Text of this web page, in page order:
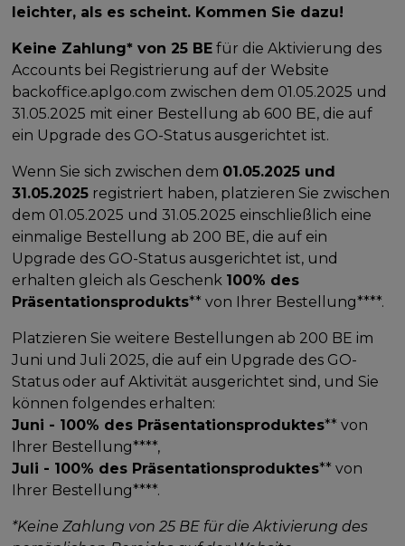
leichter, als es scheint. Kommen Sie dazu!
Keine Zahlung* von 25 BE für die Aktivierung des
Accounts bei Registrierung auf der Website
backoffice.aplgo.com zwischen dem 01.05.2025 und
31.05.2025 mit einer Bestellung ab 600 BE, die auf
ein Upgrade des GO-Status ausgerichtet ist.
Wenn Sie sich zwischen dem 01.05.2025 und
31.05.2025 registriert haben, platzieren Sie zwischen
dem 01.05.2025 und 31.05.2025 einschließlich eine
einmalige Bestellung ab 200 BE, die auf ein
Upgrade des GO-Status ausgerichtet ist, und
erhalten gleich als Geschenk 100% des
Präsentationsprodukts** von Ihrer Bestellung****.
Platzieren Sie weitere Bestellungen ab 200 BE im
Juni und Juli 2025, die auf ein Upgrade des GO-
Status oder auf Aktivität ausgerichtet sind, und Sie
können folgendes erhalten:
Juni - 100% des Präsentationsproduktes** von
Ihrer Bestellung****,
Juli - 100% des Präsentationsproduktes** von
Ihrer Bestellung****.
*Keine Zahlung von 25 BE für die Aktivierung des